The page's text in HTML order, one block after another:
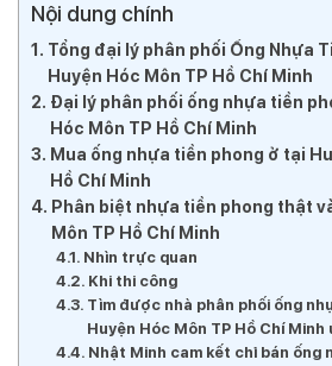
Nội dung chính
Tổng đại lý phân phối Ống Nhựa
Huyện Hóc Môn TP Hồ Chí Minh
Đại lý phân phối ống nhựa tiền
Hóc Môn TP Hồ Chí Minh
Mua ống nhựa tiền phong ở tại
Hồ Chí Minh
Phân biệt nhựa tiền phong thật
Môn TP Hồ Chí Minh
Nhìn trực quan
Khi thi công
Tìm được nhà phân phối ống
Huyện Hóc Môn TP Hồ Chí
Nhật Minh cam kết chỉ bán ống